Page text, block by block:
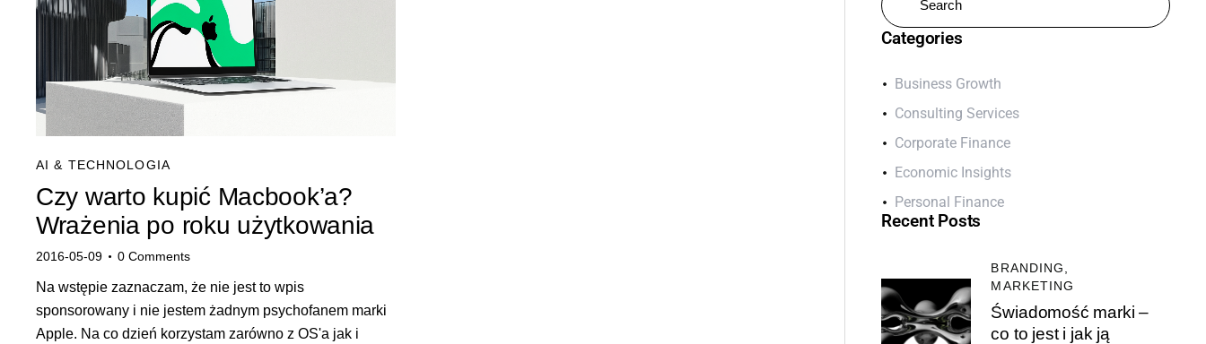
AI & TECHNOLOGIA
Czy warto kupić Macbook’a?
Wrażenia po roku użytkowania
2016-05-09 0 Comments
Na wstępie zaznaczam, że nie jest to wpis
sponsorowany i nie jestem żadnym psychofanem marki
Apple. Na co dzień korzystam zarówno z OS'a jak i
Categories
Business Growth
Consulting Services
Corporate Finance
Economic Insights
Personal Finance
Recent Posts
BRANDING,
MARKETING
Świadomość marki –
co to jest i jak ją